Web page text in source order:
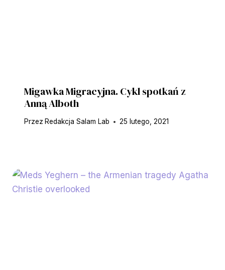
Migawka Migracyjna. Cykl spotkań z
Anną Alboth
Przez Redakcja Salam Lab 25 lutego, 2021